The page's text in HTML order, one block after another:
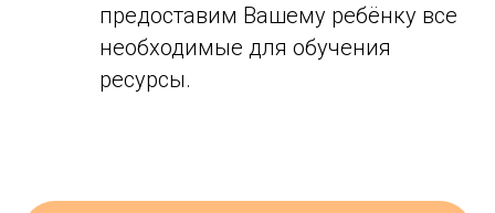
предоставим Вашему ребёнку все
необходимые для обучения
ресурсы.